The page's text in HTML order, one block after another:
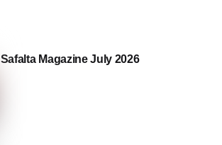
Safalta Magazine July 2026